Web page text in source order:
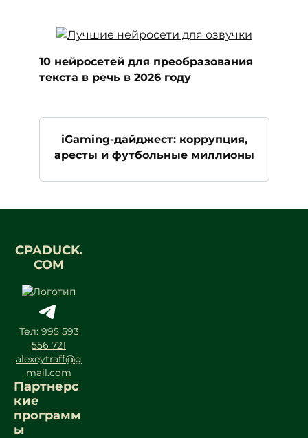
10 нейросетей для преобразования
текста в речь в 2026 году
iGaming-дайджест: коррупция,
аресты и футбольные миллионы
CPADUCK.
COM
Тел: 995 593
556 721
alexeytraff@g
mail.com
Партнерс
кие
программ
ы